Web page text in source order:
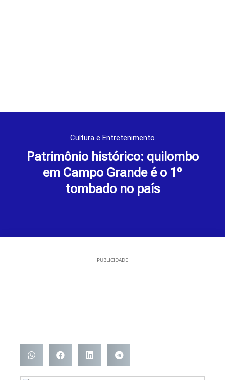
Cultura e Entretenimento
Patrimônio histórico: quilombo
em Campo Grande é o 1º
tombado no país
PUBLICIDADE